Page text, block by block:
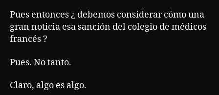
Pues entonces ¿ debemos considerar cómo una
gran noticia esa sanción del colegio de médicos
francés ?
Pues. No tanto.
Claro, algo es algo.